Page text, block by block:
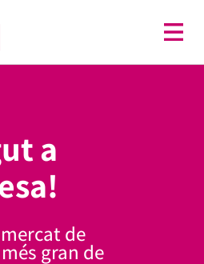
a
de
gran de